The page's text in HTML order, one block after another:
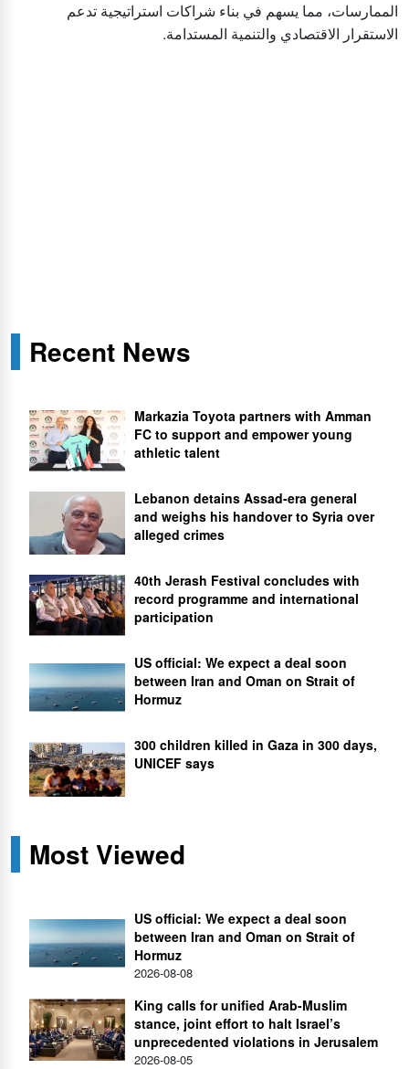
الممارسات، مما يسهم في بناء شراكات استراتيجية تدعم
الاستقرار الاقتصادي والتنمية المستدامة.
Recent News
Markazia Toyota partners with Amman
FC to support and empower young
athletic talent
Lebanon detains Assad-era general
and weighs his handover to Syria over
alleged crimes
40th Jerash Festival concludes with
record programme and international
participation
US official: We expect a deal soon
between Iran and Oman on Strait of
Hormuz
300 children killed in Gaza in 300 days,
UNICEF says
Most Viewed
US official: We expect a deal soon
between Iran and Oman on Strait of
Hormuz
2026-08-08
King calls for unified Arab-Muslim
stance, joint effort to halt Israel’s
unprecedented violations in Jerusalem
2026-08-05